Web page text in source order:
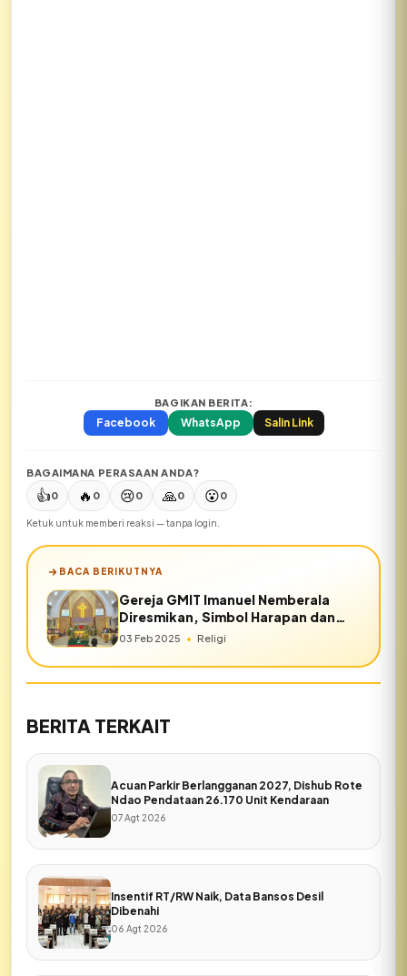
BAGIKAN BERITA:
Facebook WhatsApp Salin Link
BAGAIMANA PERASAAN ANDA?
👍0 🔥 0 😢0 🙏0 😮0
Ketuk untuk memberi reaksi — tanpa login.
BACA BERIKUTNYA
Gereja GMIT Imanuel Nemberala
Diresmikan, Simbol Harapan dan
Persatuan di Rote Barat
03 Feb 2025 • Religi
BERITA TERKAIT
Acuan Parkir Berlangganan 2027, Dishub Rote
Ndao Pendataan 26.170 Unit Kendaraan
07 Agt 2026
Insentif RT/RW Naik, Data Bansos Desil
Dibenahi
06 Agt 2026